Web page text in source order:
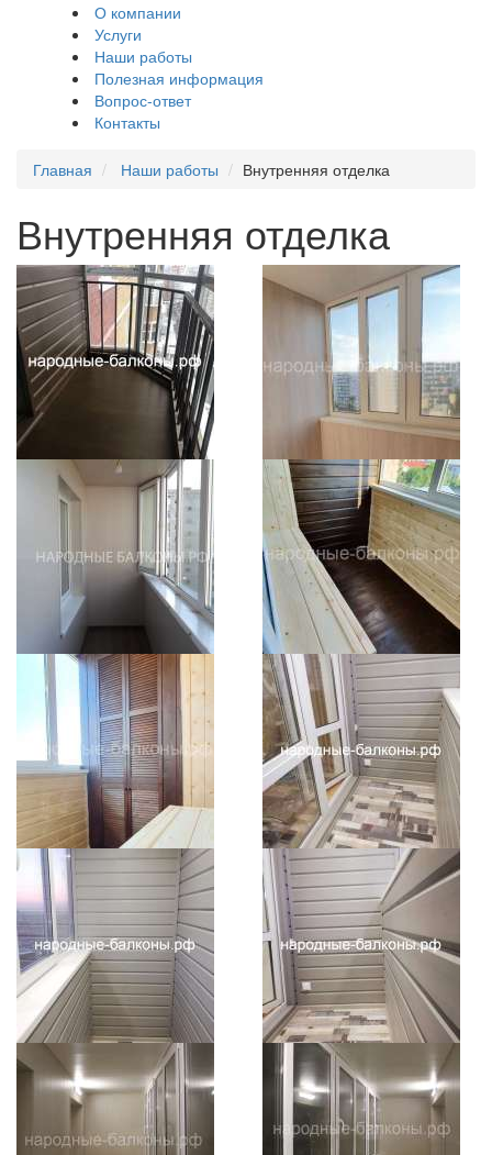
О компании
Услуги
Наши работы
Полезная информация
Вопрос-ответ
Контакты
Главная Наши работы Внутренняя отделка
Внутренняя отделка